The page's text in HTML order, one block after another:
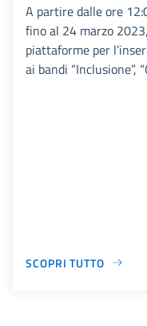
A partire dalle ore
fino al 24 marzo
piattaforme per
ai bandi “Inclusione”,
SCOPRI TUTTO